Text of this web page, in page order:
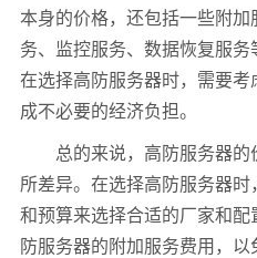
本身的价格，还包括一些附
务、监控服务、数据恢复服务
在选择高防服务器时，需要
成不必要的经济负担。
总的来说，高防服务器的
所差异。在选择高防服务器
和预算来选择合适的厂家和
防服务器的附加服务费用，以